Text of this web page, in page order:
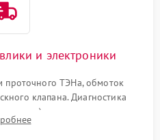
и электроники
проточного ТЭНа, обмоток
клапана. Диагностика
воды), датчика мутности,
модуля управления.